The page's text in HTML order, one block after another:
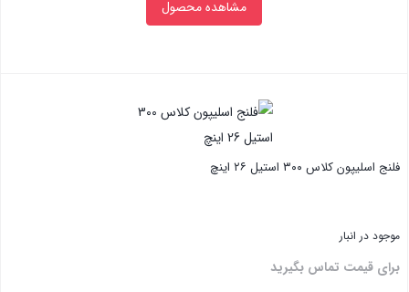
مشاهده محصول
فلنج اسلیپون کلاس ۳۰۰ استیل ۲۶ اینچ
موجود در انبار
برای قیمت تماس بگیرید